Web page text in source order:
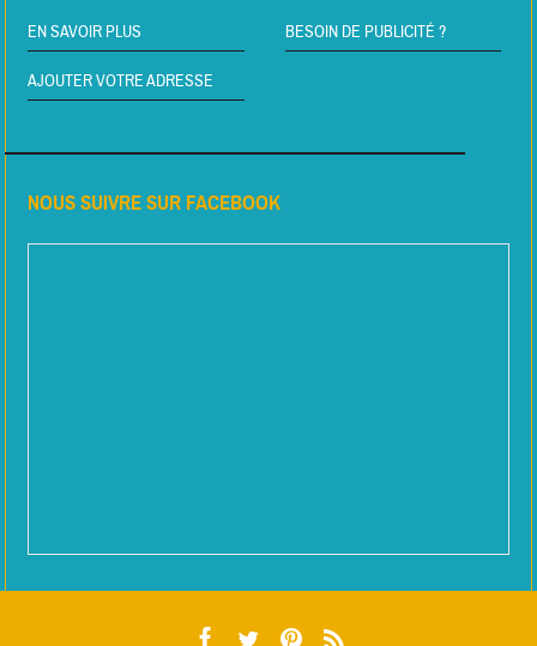
EN SAVOIR PLUS BESOIN DE PUBLICITÉ ?
AJOUTER VOTRE ADRESSE
NOUS SUIVRE SUR FACEBOOK